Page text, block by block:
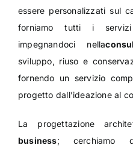
essere personalizzati sul
forniamo tutti i servizi
impegnandoci nella
sviluppo, riuso e
fornendo un servizio
progetto dall’ideazione al
La progettazione
business;